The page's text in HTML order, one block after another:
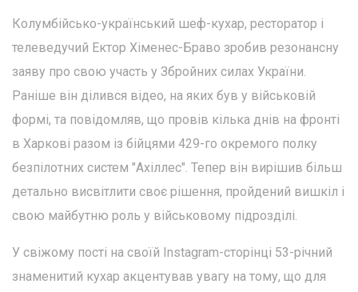
Колумбійсько-український шеф-кухар, ресторатор і
телеведучий Ектор Хіменес-Браво зробив резонансну
заяву про свою участь у Збройних силах України.
Раніше він ділився відео, на яких був у військовій
формі, та повідомляв, що провів кілька днів на фронті
в Харкові разом із бійцями 429-го окремого полку
безпілотних систем "Ахіллес". Тепер він вирішив більш
детально висвітлити своє рішення, пройдений вишкіл і
свою майбутню роль у військовому підрозділі.
У свіжому пості на своїй Instagram-сторінці 53-річний
знаменитий кухар акцентував увагу на тому, що для